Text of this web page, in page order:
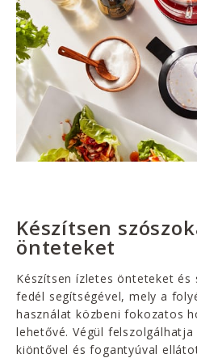
Készítsen
önteteket
Készítsen ízletes önteteket
fedél segítségével, mely a
használat közbeni fokozatos
lehetővé. Végül
kiöntővel és fogantyúval